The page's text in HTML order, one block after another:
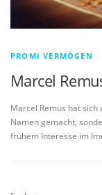
PROMI VERMÖGEN
Marcel
Marcel Remus hat
Namen gemacht,
frühem Interesse im